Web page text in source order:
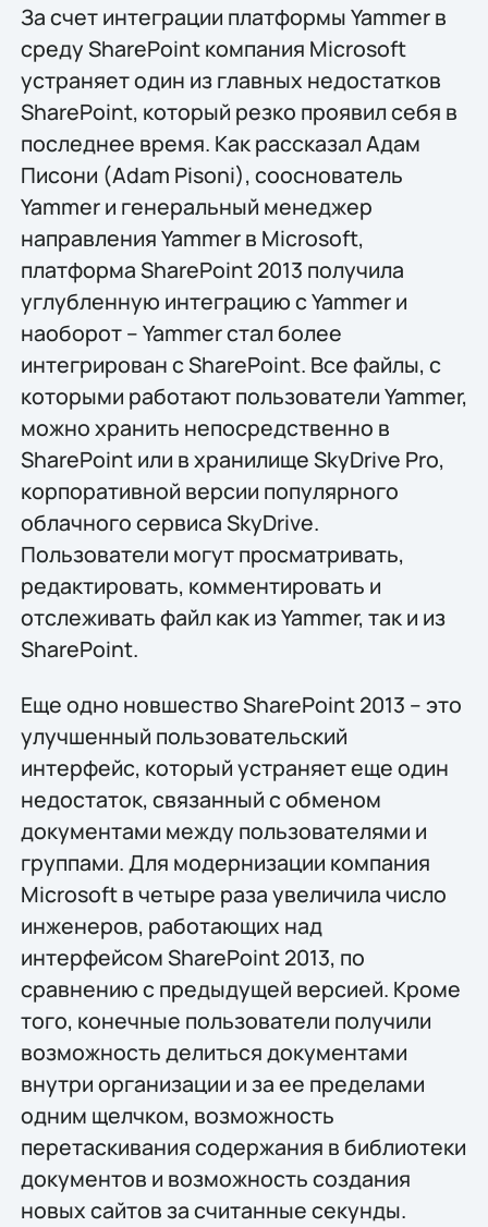
За счет интеграции платформы Yammer в
среду SharePoint компания Microsoft
устраняет один из главных недостатков
SharePoint, который резко проявил себя в
последнее время. Как рассказал Адам
Писони (Adam Pisoni), сооснователь
Yammer и генеральный менеджер
направления Yammer в Microsoft,
платформа SharePoint 2013 получила
углубленную интеграцию с Yammer и
наоборот – Yammer стал более
интегрирован с SharePoint. Все файлы, с
которыми работают пользователи Yammer,
можно хранить непосредственно в
SharePoint или в хранилище SkyDrive Pro,
корпоративной версии популярного
облачного сервиса SkyDrive.
Пользователи могут просматривать,
редактировать, комментировать и
отслеживать файл как из Yammer, так и из
SharePoint.
Еще одно новшество SharePoint 2013 – это
улучшенный пользовательский
интерфейс, который устраняет еще один
недостаток, связанный с обменом
документами между пользователями и
группами. Для модернизации компания
Microsoft в четыре раза увеличила число
инженеров, работающих над
интерфейсом SharePoint 2013, по
сравнению с предыдущей версией. Кроме
того, конечные пользователи получили
возможность делиться документами
внутри организации и за ее пределами
одним щелчком, возможность
перетаскивания содержания в библиотеки
документов и возможность создания
новых сайтов за считанные секунды.